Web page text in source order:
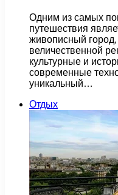
Одним из самых
путешествия
живописный
величественной
культурные и
современные
уникальный…
Отдых